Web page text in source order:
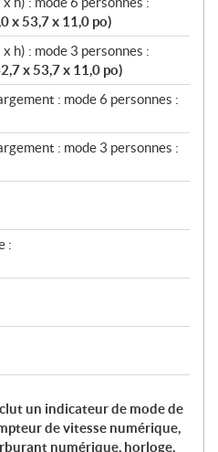
x 53,7 x 11,0 po)
h) : mode 3 personnes :
x 53,7 x 11,0 po)
: mode 6 personnes :
: mode 3 personnes :
:
un indicateur de mode de
de vitesse numérique,
numérique, horloge,